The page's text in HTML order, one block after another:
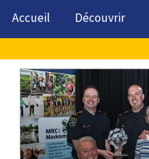
Accueil Découvrir